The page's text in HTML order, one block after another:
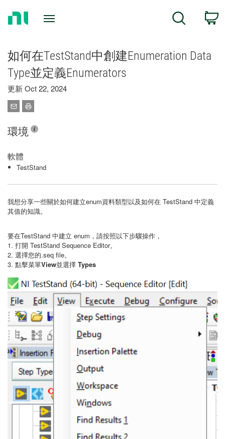
Search
如何在TestStand中創建Enumeration Data
Type並定義Enumerators
更新 Oct 22, 2024
環境
軟體
TestStand
我想分享一些關於如何建立enum資料類型以及如何在 TestStand 中定義
其值的知識。
要在TestStand 中建立 enum，請按照以下步驟操作，
1. 打開 TestStand Sequence Editor。
2. 選擇您的.seq file。
3. 點擊菜單View並選擇 Types